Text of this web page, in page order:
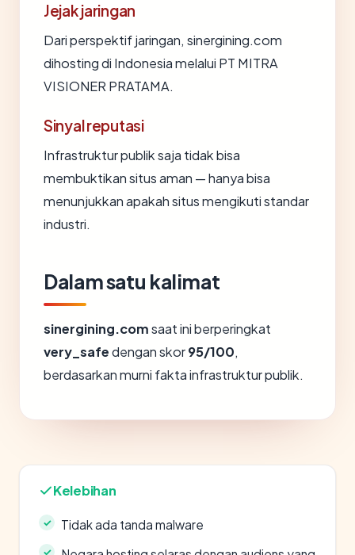
Jejak jaringan
Dari perspektif jaringan, sinergining.com
dihosting di Indonesia melalui PT MITRA
VISIONER PRATAMA.
Sinyal reputasi
Infrastruktur publik saja tidak bisa
membuktikan situs aman — hanya bisa
menunjukkan apakah situs mengikuti standar
industri.
Dalam satu kalimat
sinergining.comsaat ini berperingkat
very_safedengan skor95/100,
berdasarkan murni fakta infrastruktur publik.
Kelebihan
Tidak ada tanda malware